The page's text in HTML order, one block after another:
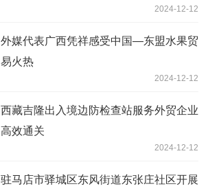
2024-12-12
外媒代表广西凭祥感受中国—东盟水果贸
易火热
2024-12-12
西藏吉隆出入境边防检查站服务外贸企业
高效通关
2024-12-12
驻马店市驿城区东风街道东张庄社区开展